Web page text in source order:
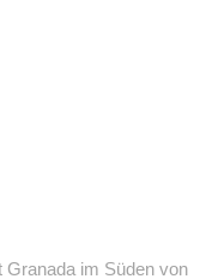
Granada im Süden von